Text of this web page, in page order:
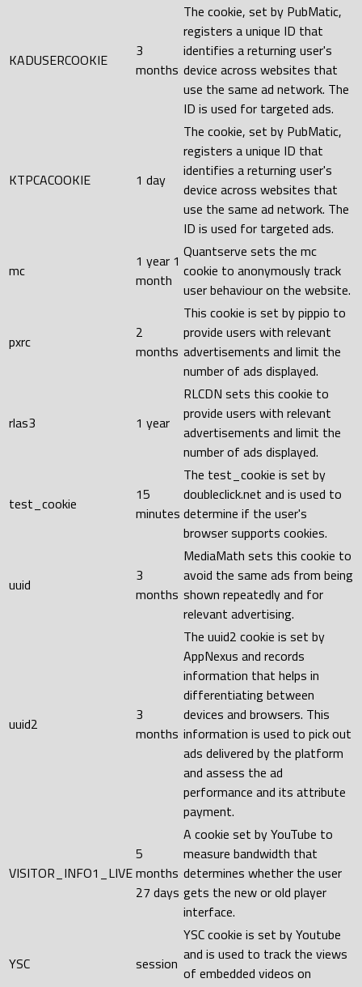
KADUSERCOOKIE
3
months
The cookie, set by PubMatic,
registers a unique ID that
identifies a returning user's
device across websites that
use the same ad network. The
ID is used for targeted ads.
KTPCACOOKIE 1 day
The cookie, set by PubMatic,
registers a unique ID that
identifies a returning user's
device across websites that
use the same ad network. The
ID is used for targeted ads.
mc
1 year 1
month
Quantserve sets the mc
cookie to anonymously track
user behaviour on the website.
pxrc
2
months
This cookie is set by pippio to
provide users with relevant
advertisements and limit the
number of ads displayed.
rlas3 1 year
RLCDN sets this cookie to
provide users with relevant
advertisements and limit the
number of ads displayed.
test_cookie
15
minutes
The test_cookie is set by
doubleclick.net and is used to
determine if the user's
browser supports cookies.
uuid
3
months
MediaMath sets this cookie to
avoid the same ads from being
shown repeatedly and for
relevant advertising.
uuid2
3
months
The uuid2 cookie is set by
AppNexus and records
information that helps in
differentiating between
devices and browsers. This
information is used to pick out
ads delivered by the platform
and assess the ad
performance and its attribute
payment.
VISITOR_INFO1_LIVE
5
months
27 days
A cookie set by YouTube to
measure bandwidth that
determines whether the user
gets the new or old player
interface.
YSC session
YSC cookie is set by Youtube
and is used to track the views
of embedded videos on